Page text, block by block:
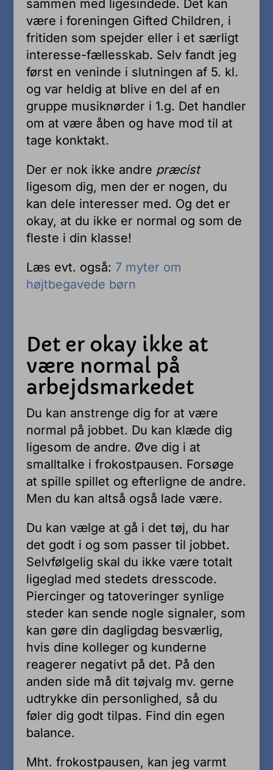
sammen med ligesindede. Det kan
være i foreningen Gifted Children, i
fritiden som spejder eller i et særligt
interesse-fællesskab. Selv fandt jeg
først en veninde i slutningen af 5. kl.
og var heldig at blive en del af en
gruppe musiknørder i 1.g. Det handler
om at være åben og have mod til at
tage konktakt.
Der er nok ikke andre præcist
ligesom dig, men der er nogen, du
kan dele interesser med. Og det er
okay, at du ikke er normal og som de
fleste i din klasse!
Læs evt. også: 7 myter om
højtbegavede børn
Det er okay ikke at
være normal på
arbejdsmarkedet
Du kan anstrenge dig for at være
normal på jobbet. Du kan klæde dig
ligesom de andre. Øve dig i at
smalltalke i frokostpausen. Forsøge
at spille spillet og efterligne de andre.
Men du kan altså også lade være.
Du kan vælge at gå i det tøj, du har
det godt i og som passer til jobbet.
Selvfølgelig skal du ikke være totalt
ligeglad med stedets dresscode.
Piercinger og tatoveringer synlige
steder kan sende nogle signaler, som
kan gøre din dagligdag besværlig,
hvis dine kolleger og kunderne
reagerer negativt på det. På den
anden side må dit tøjvalg mv. gerne
udtrykke din personlighed, så du
føler dig godt tilpas. Find din egen
balance.
Mht. frokostpausen, kan jeg varmt